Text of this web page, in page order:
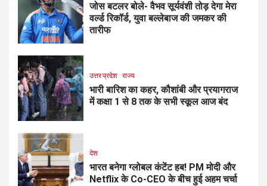
जोस बटलर बोले- वैभव सूर्यवंशी तोड़ देगा मेरा
वर्ल्ड रिकॉर्ड, युवा बल्लेबाज की जमकर की
तारीफ
उत्तर प्रदेश राज्य
भारी बारिश का कहर, कौशांबी और प्रयागराज
में कक्षा 1 से 8 तक के सभी स्कूल आज बंद
देश
भारत बनेगा ग्लोबल कंटेंट हब! PM मोदी और
Netflix के Co-CEO के बीच हुई अहम चर्चा